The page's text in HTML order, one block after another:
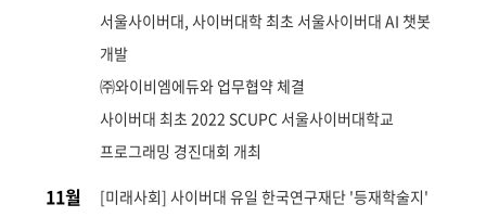
서울사이버대, 사이버대학 최초 서울사이버대 AI 챗봇
개발
㈜와이비엠에듀와 업무협약 체결
사이버대 최초 2022 SCUPC 서울사이버대학교
프로그래밍 경진대회 개최
11월
[미래사회] 사이버대 유일 한국연구재단 '등재학술지'